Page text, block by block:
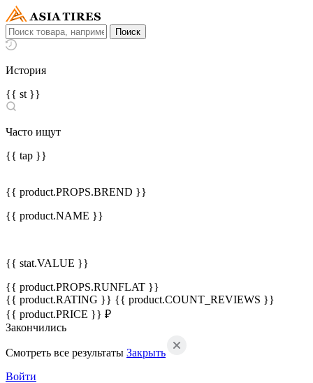
История
{{ st }}
Часто ищут
{{ tap }}
{{ product.PROPS.BREND }}
{{ product.NAME }}
{{ stat.VALUE }}
{{ product.PROPS.RUNFLAT }}
{{ product.RATING }} {{ product.COUNT_REVIEWS }}
{{ product.PRICE }} ₽
Закончились
Смотреть все результаты Закрыть
Войти